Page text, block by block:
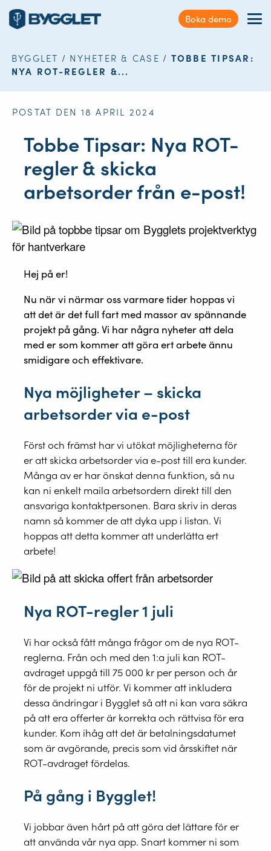
Nyheter & Case
Kontakt
Boka demo
Sök
webbplatsen
BYGGLET / NYHETER & CASE / TOBBE TIPSAR:
NYA ROT-REGLER &...
POSTAT DEN 18 APRIL 2024
Tobbe Tipsar: Nya ROT-
regler & skicka
arbetsorder från e-post!
Hej på er!
Nu när vi närmar oss varmare tider hoppas vi
att det är det full fart med massor av spännande
projekt på gång. Vi har några nyheter att dela
med er som kommer att göra ert arbete ännu
smidigare och effektivare.
Nya möjligheter – skicka
arbetsorder via e-post
Först och främst har vi utökat möjligheterna för
er att skicka arbetsorder via e-post till era kunder.
Många av er har önskat denna funktion, så nu
kan ni enkelt maila arbetsordern direkt till den
ansvariga kontaktpersonen. Bara skriv in deras
namn så kommer de att dyka upp i listan. Vi
hoppas att detta kommer att underlätta ert
arbete!
Nya ROT-regler 1 juli
Vi har också fått många frågor om de nya ROT-
reglerna. Från och med den 1:a juli kan ROT-
avdraget uppgå till 75 000 kr per person och år
för de projekt ni utför. Vi kommer att inkludera
dessa ändringar i Bygglet så att ni kan vara säkra
på att era offerter är korrekta och rättvisa för era
kunder. Kom ihåg att det är betalningsdatumet
som är avgörande, precis som vid årsskiftet när
ROT-avdraget fördelas.
På gång i Bygglet!
Vi jobbar även hårt på att göra det lättare för er
att använda vår nya app. Snart kommer ni som